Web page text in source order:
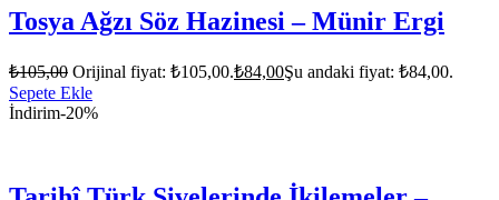
Tosya Ağzı Söz Hazinesi – Münir Ergi
₺105,00 Orijinal fiyat: ₺105,00.₺84,00Şu andaki fiyat: ₺84,00.
Sepete Ekle
İndirim-20%